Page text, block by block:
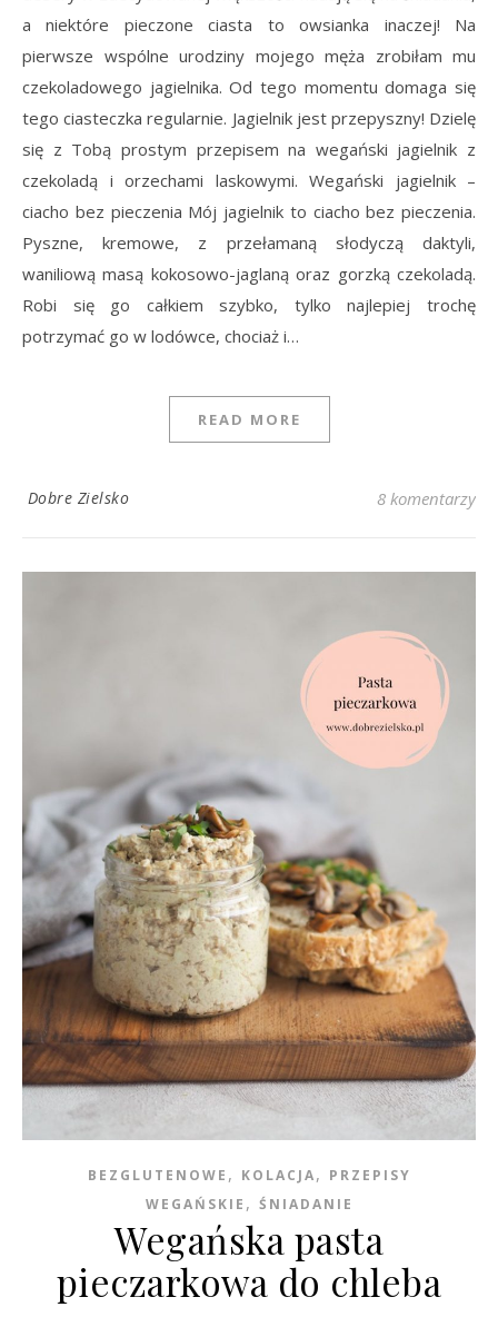
a niektóre pieczone ciasta to owsianka inaczej! Na
pierwsze wspólne urodziny mojego męża zrobiłam mu
czekoladowego jagielnika. Od tego momentu domaga się
tego ciasteczka regularnie. Jagielnik jest przepyszny! Dzielę
się z Tobą prostym przepisem na wegański jagielnik z
czekoladą i orzechami laskowymi. Wegański jagielnik –
ciacho bez pieczenia Mój jagielnik to ciacho bez pieczenia.
Pyszne, kremowe, z przełamaną słodyczą daktyli,
waniliową masą kokosowo-jaglaną oraz gorzką czekoladą.
Robi się go całkiem szybko, tylko najlepiej trochę
potrzymać go w lodówce, chociaż i…
READ MORE
Dobre Zielsko 8 komentarzy
BEZGLUTENOWE , KOLACJA, PRZEPISY
WEGAŃSKIE , ŚNIADANIE
Wegańska pasta
pieczarkowa do chleba